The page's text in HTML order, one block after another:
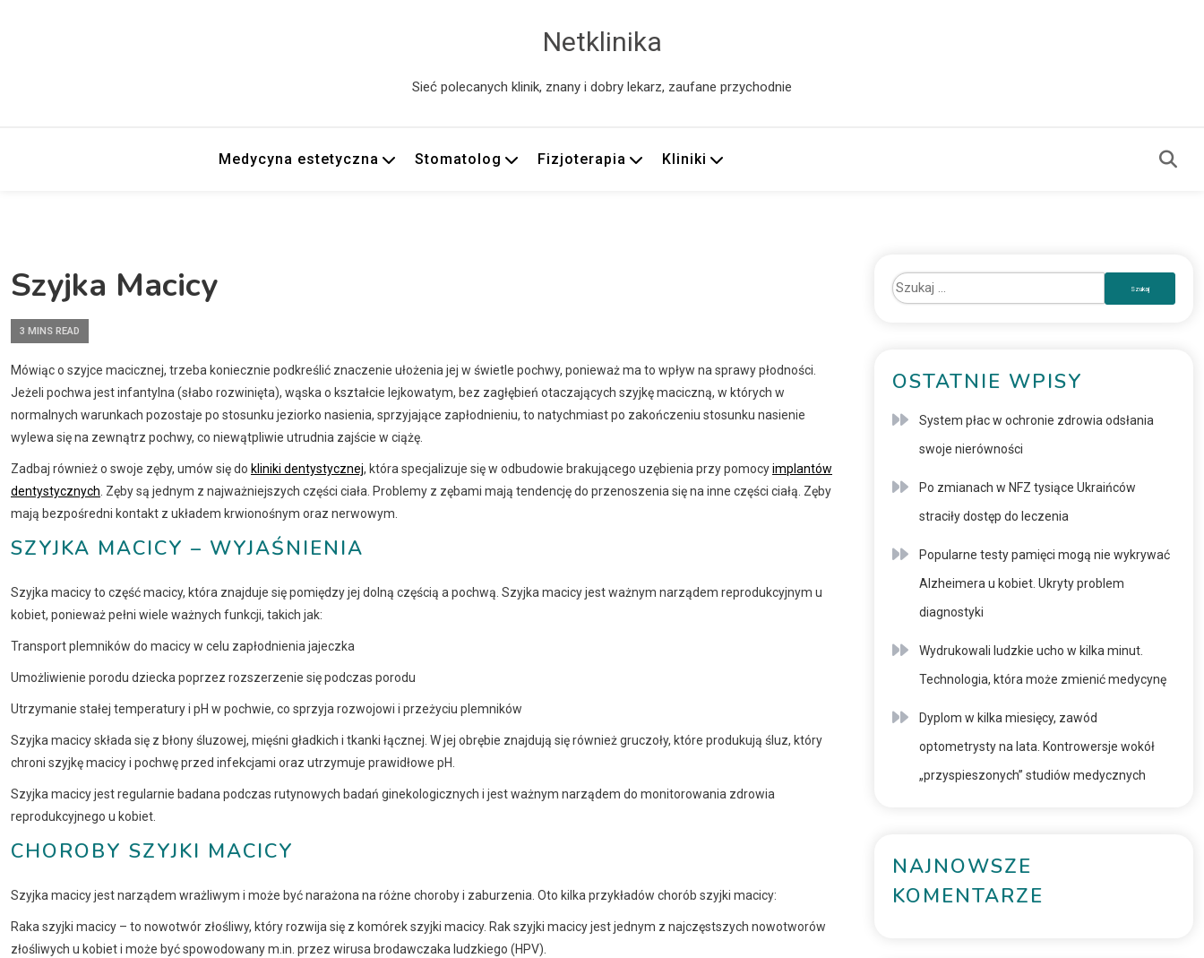
Netklinika
Sieć polecanych klinik, znany i dobry lekarz, zaufane przychodnie
Medycyna estetyczna Stomatolog Fizjoterapia Kliniki
Szyjka Macicy
3 MINS READ
Mówiąc o szyjce macicznej, trzeba koniecznie podkreślić znaczenie ułożenia jej w świetle pochwy, ponieważ ma to wpływ na sprawy płodności.
Jeżeli pochwa jest infantylna (słabo rozwinięta), wąska o kształcie lejkowatym, bez zagłębień otaczających szyjkę maciczną, w których w
normalnych warunkach pozostaje po stosunku jeziorko nasienia, sprzyjające zapłodnieniu, to natychmiast po zakończeniu stosunku nasienie
wylewa się na zewnątrz pochwy, co niewątpliwie utrudnia zajście w ciążę.
Zadbaj również o swoje zęby, umów się do kliniki dentystycznej, która specjalizuje się w odbudowie brakującego uzębienia przy pomocyimplantów
dentystycznych . Zęby są jednym z najważniejszych części ciała. Problemy z zębami mają tendencję do przenoszenia się na inne części ciałą. Zęby
mają bezpośredni kontakt z układem krwionośnym oraz nerwowym.
SZYJKA MACICY – WYJAŚNIENIA
Szyjka macicy to część macicy, która znajduje się pomiędzy jej dolną częścią a pochwą. Szyjka macicy jest ważnym narządem reprodukcyjnym u
kobiet, ponieważ pełni wiele ważnych funkcji, takich jak:
Transport plemników do macicy w celu zapłodnienia jajeczka
Umożliwienie porodu dziecka poprzez rozszerzenie się podczas porodu
Utrzymanie stałej temperatury i pH w pochwie, co sprzyja rozwojowi i przeżyciu plemników
Szyjka macicy składa się z błony śluzowej, mięśni gładkich i tkanki łącznej. W jej obrębie znajdują się również gruczoły, które produkują śluz, który
chroni szyjkę macicy i pochwę przed infekcjami oraz utrzymuje prawidłowe pH.
Szyjka macicy jest regularnie badana podczas rutynowych badań ginekologicznych i jest ważnym narządem do monitorowania zdrowia
reprodukcyjnego u kobiet.
CHOROBY SZYJKI MACICY
Szyjka macicy jest narządem wrażliwym i może być narażona na różne choroby i zaburzenia. Oto kilka przykładów chorób szyjki macicy:
Raka szyjki macicy – to nowotwór złośliwy, który rozwija się z komórek szyjki macicy. Rak szyjki macicy jest jednym z najczęstszych nowotworów
złośliwych u kobiet i może być spowodowany m.in. przez wirusa brodawczaka ludzkiego (HPV).
OSTATNIE WPISY
System płac w ochronie zdrowia odsłania
swoje nierówności
Po zmianach w NFZ tysiące Ukraińców
straciły dostęp do leczenia
Popularne testy pamięci mogą nie wykrywać
Alzheimera u kobiet. Ukryty problem
diagnostyki
Wydrukowali ludzkie ucho w kilka minut.
Technologia, która może zmienić medycynę
Dyplom w kilka miesięcy, zawód
optometrysty na lata. Kontrowersje wokół
„przyspieszonych” studiów medycznych
NAJNOWSZE
KOMENTARZE